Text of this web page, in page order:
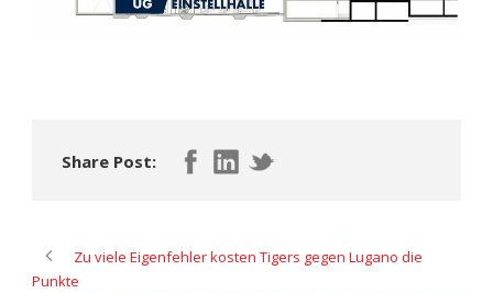
Share Post:
Zu viele Eigenfehler kosten Tigers gegen Lugano die
Punkte